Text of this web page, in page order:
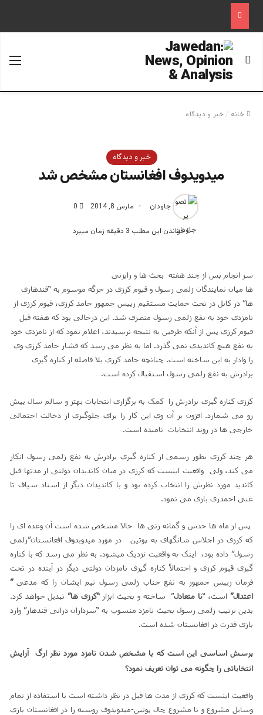
جستجو برای
خانه /خبر و دیدگاه
خبر و دیدگاه
میدویدوف افغانستان مشخص شد
جاودان مارس 8, 2014 0
خواندن این مطلب 3 دقیقه زمان میبرد
سر انجام پس از چند هفته بحث ها و رایزنی
ها میان نمایندگان زلمی رسول و قیوم کرزی در جرگه موسوم به “قندهاری
ها” در کابل در تحت حمایت مستقیم رییس جمهور حامد کرزی، قیوم کرزی از
نامزدی خود به نفع زلمی رسول منصرف شد. این درحالی بود که هفته قبل
قیوم کرزی پس از آنکه طرفین به نتیجه نرسیدند، اعلام نمود که از نامزدی خود
به نفع هیچ کاندیدی نمی گذرد. اما به نظر می رسد که فشار حامد کرزی وی
را وادار به این ساخته است. چنانچه حامد کرزی بلا فاصله از کناره گیری
برادرش به نفع زلمی رسول استقبال کرده است.
کرزی کناره گیری برادرش را کمک به برگزاری انتخابات بهتر و سالم سال پیش
رو می شمارد. افزون بر آن وی این کار را برای جلوگیری از دخالت احتمالی
خارجی ها در روند انتخابات نامیده است.
هر چند کرزی بطور رسمی از کناره گیری برادرش به نفع زلمی رسول انکار
می کند، ولی واقعیت اینست که کرزی در میان کاندیدان دولتی از مدتها قبل
کاندید مورد نظرش را انتخاب کرده بود و با کاندیدان دیگر از استاد سیاف تا
غنی احمدزی بازی می نمود.
پس از ماه ها حدس و گمانه زنی ها حالا مشخص شده است آن وعده ای را
که کرزی در اجلاس شانگهای به پوتین در مورد میدویدوف افغانستان”زلمی
رسول” داده بود، اینک به واقعیت نزدیک میشود. به نظر می رسد که با کناره
گیری قیوم کرزی و احتمالاً کناره گیری نامزدان دولتی دیگر در آینده در تحت
فرمان رییس جمهور به نفع جناب زلمی رسول تیم ایشان را که مدعی”
اعتدال”است، “نا متعادل” ساخته و بحیث ابزار“کرزی ها”تبدیل خواهد کرد.
بدین ترتیب زلمی رسول بحیث نامزد منسوب به “سرداران درانی قندهار” وارد
بازی قدرت در افغانستان شده است.
پرسش اساسی این است که با مشخص شدن نامزد مورد نظر ارگ آرایش
انتخاباتی را چگونه می توان تعریف نمود؟
واقعیت اینست که کرزی از مدت ها قبل در نظر داشته است با استفاده از تمام
وسایل مشروع و نا مشروع چال پوتین-میدویدوف روسیه را در افغانستان بازی